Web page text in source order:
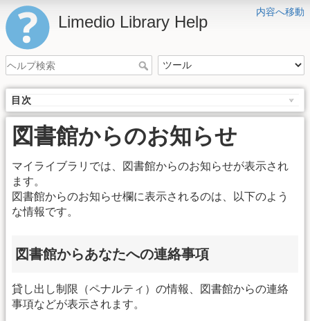
内容へ移動
Limedio Library Help
目次
図書館からのお知らせ
マイライブラリでは、図書館からのお知らせが表示され
ます。
図書館からのお知らせ欄に表示されるのは、以下のよう
な情報です。
図書館からあなたへの連絡事項
貸し出し制限（ペナルティ）の情報、図書館からの連絡
事項などが表示されます。